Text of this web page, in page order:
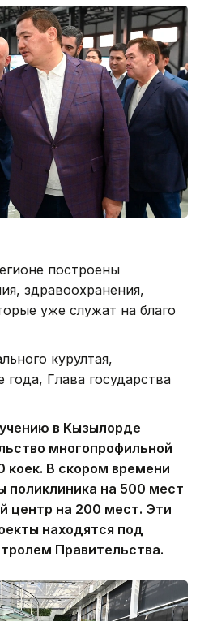
построены
здравоохранения,
уже служат на благо
курултая,
Глава государства
в Кызылорде
многопрофильной
коек. В скором времени
поликлиника на 500 мест
центр на 200 мест. Эти
находятся под
Правительства.